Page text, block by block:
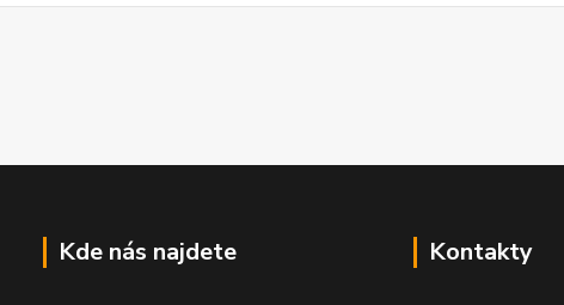
Kde nás najdete
Kontakty